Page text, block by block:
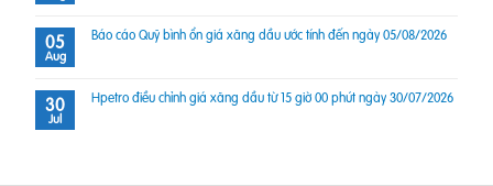
05
Aug
Báo cáo Quỹ bình ổn giá xăng dầu ước tính đến ngày 05/08/2026
30
Jul
Hpetro điều chỉnh giá xăng dầu từ 15 giờ 00 phút ngày 30/07/2026